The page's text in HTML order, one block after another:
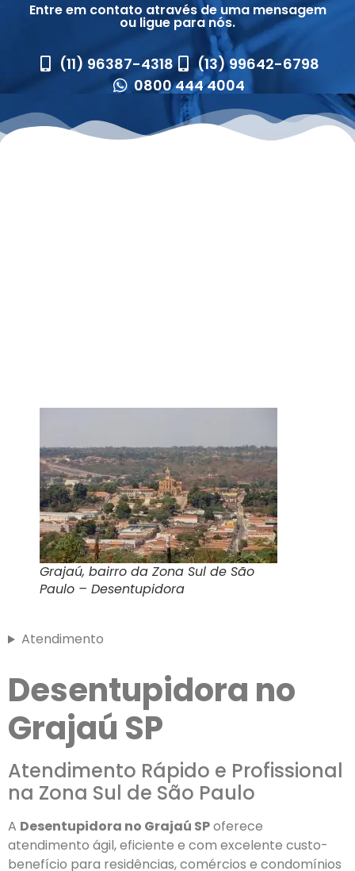
Entre em contato através de uma mensagem
ou ligue para nós.
(11) 96387-4318
(13) 99642-6798
0800 444 4004
Grajaú, bairro da Zona Sul de São
Paulo – Desentupidora
Atendimento
Desentupidora no
Grajaú SP
Atendimento Rápido e Profissional
na Zona Sul de São Paulo
A Desentupidora no Grajaú SPoferece
atendimento ágil, eficiente e com excelente custo-
benefício para residências, comércios e condomínios